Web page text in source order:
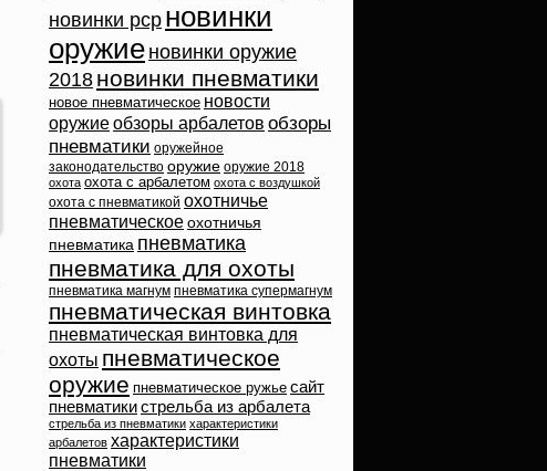
новинки pcp новинки
оружие новинки оружие
2018 новинки пневматики
новое пневматическое новости
оружиеобзоры арбалетов обзоры
пневматики оружейное
законодательство оружие оружие 2018
охота охота с арбалетом охота с воздушкой
охота с пневматикой охотничье
пневматическое охотничья
пневматика пневматика
пневматика для охоты
пневматика магнум пневматика супермагнум
пневматическая винтовка
пневматическая винтовка для
охоты пневматическое
оружие пневматическое ружье сайт
пневматикистрельба из арбалета
стрельба из пневматики характеристики
арбалетов характеристики
пневматики